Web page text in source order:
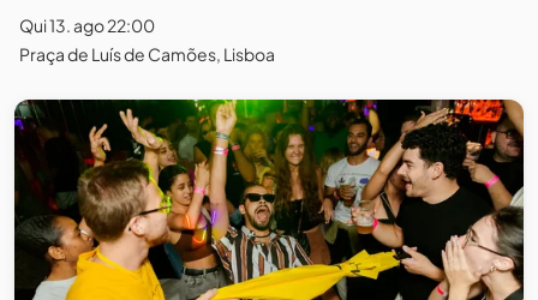
Qui 13. ago 22:00
Praça de Luís de Camões, Lisboa